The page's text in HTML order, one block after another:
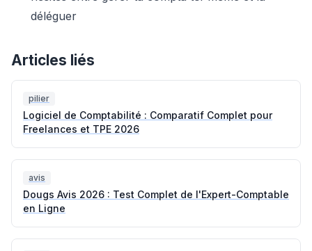
déléguer
Articles liés
pilier
Logiciel de Comptabilité : Comparatif Complet pour
Freelances et TPE 2026
avis
Dougs Avis 2026 : Test Complet de l'Expert-Comptable
en Ligne